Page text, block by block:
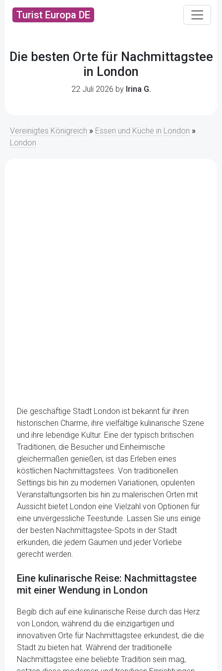
Turist Europa DE
Die besten Orte für Nachmittagstee
in London
22 Juli 2026 by Irina G.
Vereinigtes Königreich » Essen und Küche in London »
London
Die geschäftige Stadt London ist bekannt für ihren
historischen Charme, ihre vielfältige kulinarische Szene
und ihre lebendige Kultur. Eine der typisch britischen
Traditionen, die Besucher und Einheimische
gleichermaßen genießen, ist das Erleben eines
köstlichen Nachmittagstees. Von traditionellen
Settings bis hin zu modernen Variationen, opulenten
Veranstaltungsorten bis hin zu malerischen Orten mit
Aussicht bietet London eine Vielzahl von Optionen für
eine unvergessliche Teestunde. Lassen Sie uns einige
der besten Nachmittagstee-Spots in der Stadt
erkunden, die jedem Gaumen und jeder Vorliebe
gerecht werden.
Eine kulinarische Reise: Nachmittagstee
mit einer Wendung in London
Begib dich auf eine kulinarische Reise durch das Herz
von London, während du die einzigartigen und
innovativen Orte für Nachmittagstee erkundest, die die
Stadt zu bieten hat. Während der traditionelle
Nachmittagstee eine beliebte Tradition sein mag,